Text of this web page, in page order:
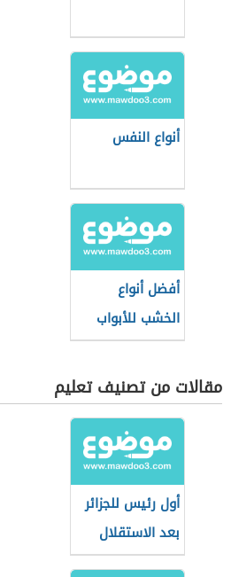
أنواع النفس
أفضل أنواع
الخشب للأبواب
مقالات من تصنيف تعليم
أول رئيس للجزائر
بعد الاستقلال